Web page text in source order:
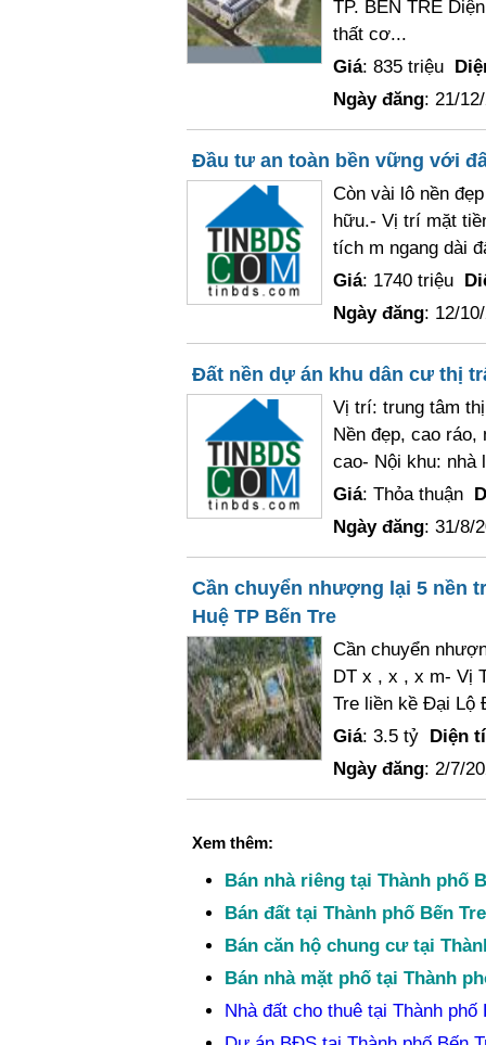
TP. BẾN TRE
thất cơ...
Giá: 835 triệu
Ngày đăng: 21/
Đầu tư an toàn bền vững với
Còn vài lô nền
hữu.- Vị trí mặt
tích m ngang dài
Giá: 1740 triệu
Ngày đăng: 12/
Đất nền dự án khu dân cư thị
Vị trí: trung tâm
Nền đẹp, cao
cao- Nội khu: nhà
Giá: Thỏa thuận
Ngày đăng: 31/8/
Cần chuyển nhượng lại 5 nền
Huệ TP Bến Tre
Cần chuyển
DT x , x , x m- Vị
Tre liền kề Đại Lộ
Giá: 3.5 tỷ
Diện
Ngày đăng: 2/7/
Xem thêm:
Bán nhà riêng tại Thành phố
Bán đất tại Thành phố Bến Tre
Bán căn hộ chung cư tại
Bán nhà mặt phố tại Thành
Nhà đất cho thuê tại Thành phố